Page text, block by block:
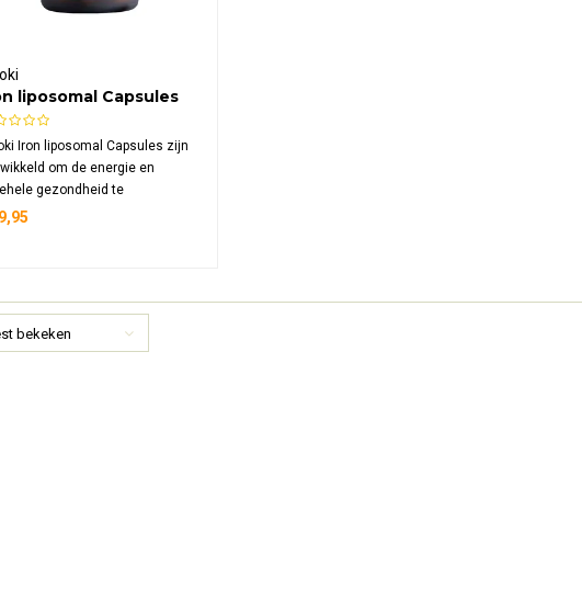
liposomal Capsules
Iron liposomal Capsules zijn
om de energie en
gezondheid te
Dit innovatieve
ijzerbisglycinaat per
bekeken